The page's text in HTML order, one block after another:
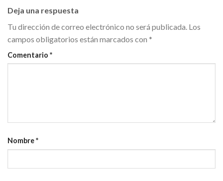
Deja una respuesta
Tu dirección de correo electrónico no será publicada. Los
campos obligatorios están marcados con *
Comentario *
Nombre*